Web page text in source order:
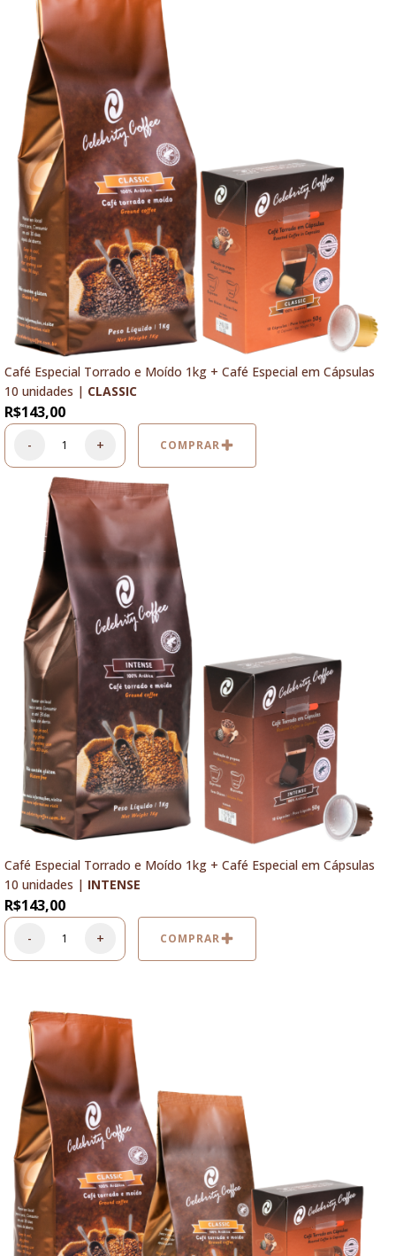
Café Especial Torrado e Moído 1kg + Café Especial em Cápsulas
10 unidades | CLASSIC
R$143,00
- + COMPRAR
Café Especial Torrado e Moído 1kg + Café Especial em Cápsulas
10 unidades | INTENSE
R$143,00
- + COMPRAR